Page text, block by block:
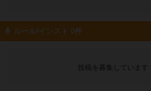
ルール/インスト 0件
投稿を募集しています